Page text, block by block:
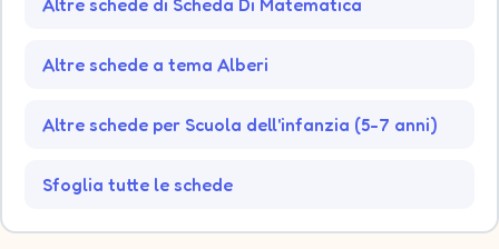
Altre schede di Scheda Di Matematica
Altre schede a tema Alberi
Altre schede per Scuola dell'infanzia (5-7 anni)
Sfoglia tutte le schede